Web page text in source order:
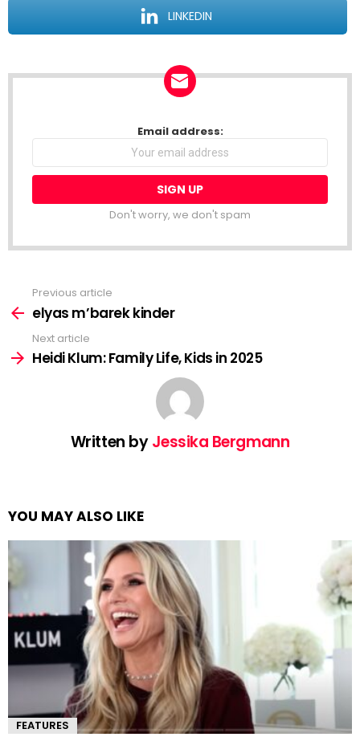
LINKEDIN
NEWSLETTER Email address:
Don't worry, we don't spam
more
Previous article
elyas m’barek kinder
Next article
Heidi Klum: Family Life, Kids in 2025
Written byJessika Bergmann
YOU MAY ALSO LIKE
FEATURES